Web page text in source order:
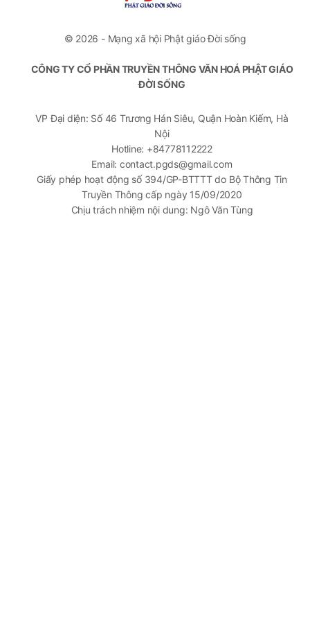
© 2026 - Mạng xã hội Phật giáo Đời sống
CÔNG TY CỔ PHẦN TRUYỀN THÔNG VĂN HOÁ PHẬT GIÁO
ĐỜI SỐNG
VP Đại diện: Số 46 Trương Hán Siêu, Quận Hoàn Kiếm, Hà
Nội
Hotline: +84778112222
Email: contact.pgds@gmail.com
Giấy phép hoạt động số 394/GP-BTTTT do Bộ Thông Tin
Truyền Thông cấp ngày 15/09/2020
Chịu trách nhiệm nội dung: Ngô Văn Tùng